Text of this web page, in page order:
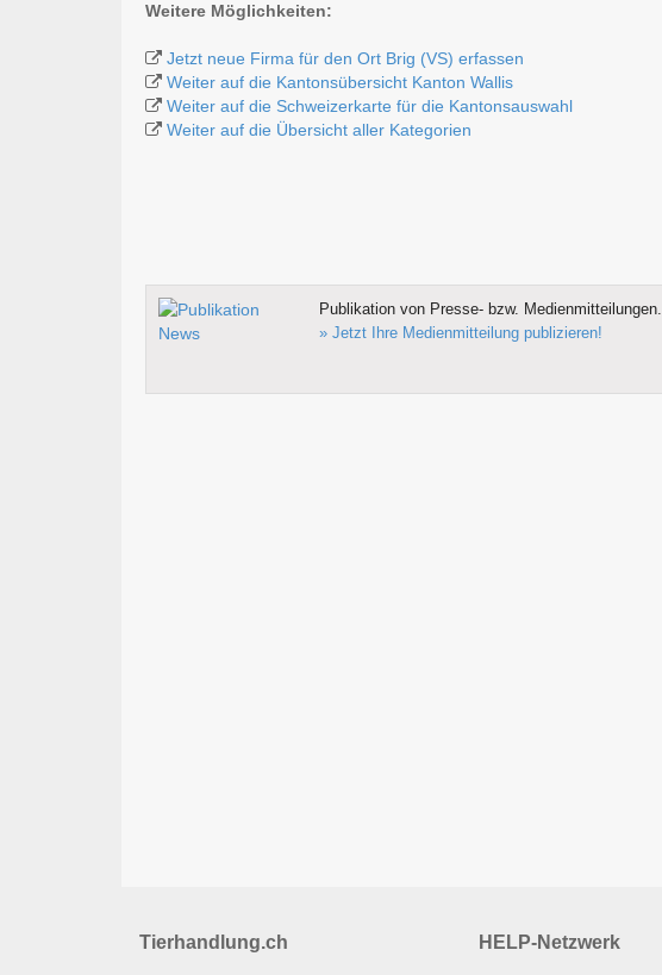
Weitere Möglichkeiten:
Jetzt neue Firma für den Ort Brig (VS) erfassen
Weiter auf die Kantonsübersicht Kanton Wallis
Weiter auf die Schweizerkarte für die Kantonsauswahl
Weiter auf die Übersicht aller Kategorien
Publikation von Presse- bzw. Medienmitteilungen.
» Jetzt Ihre Medienmitteilung publizieren!
Tierhandlung.ch HELP-Netzwerk